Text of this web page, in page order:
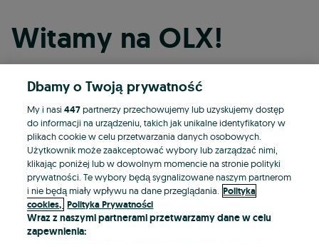
Witamy na OLX!
Kontynuuj przez Facebooka
Kontynuuj przez konto Apple
Kontynuuj przez konto Google
LUB
Dbamy o Twoją prywatność
My i nasi447partnerzy przechowujemy lub uzyskujemy dostęp
do informacji na urządzeniu, takich jak unikalne identyfikatory w
plikach cookie w celu przetwarzania danych osobowych.
Użytkownik może zaakceptować wybory lub zarządzać nimi,
klikając poniżej lub w dowolnym momencie na stronie polityki
prywatności. Te wybory będą sygnalizowane naszym partnerom
i nie będą miały wpływu na dane przeglądania. Polityka
cookies, Polityka Prywatności
Wraz z naszymi partnerami przetwarzamy dane w celu
zapewnienia: